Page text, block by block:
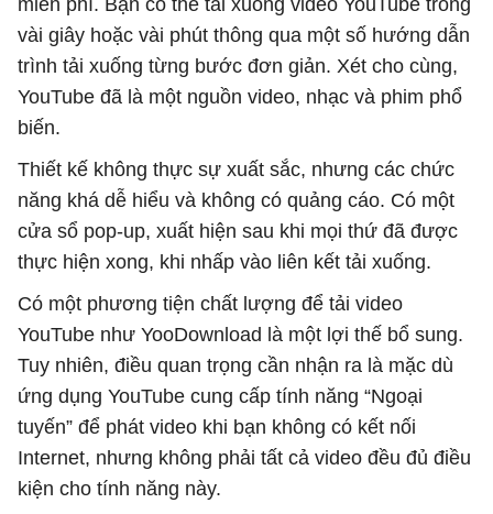
vài giây hoặc vài phút thông qua một số hướng dẫn
trình tải xuống từng bước đơn giản. Xét cho cùng,
YouTube đã là một nguồn video, nhạc và phim phổ
biến.
Thiết kế không thực sự xuất sắc, nhưng các chức
năng khá dễ hiểu và không có quảng cáo. Có một
cửa sổ pop-up, xuất hiện sau khi mọi thứ đã được
thực hiện xong, khi nhấp vào liên kết tải xuống.
Có một phương tiện chất lượng để tải video
YouTube như YooDownload là một lợi thế bổ sung.
Tuy nhiên, điều quan trọng cần nhận ra là mặc dù
ứng dụng YouTube cung cấp tính năng “Ngoại
tuyến” để phát video khi bạn không có kết nối
Internet, nhưng không phải tất cả video đều đủ điều
kiện cho tính năng này.